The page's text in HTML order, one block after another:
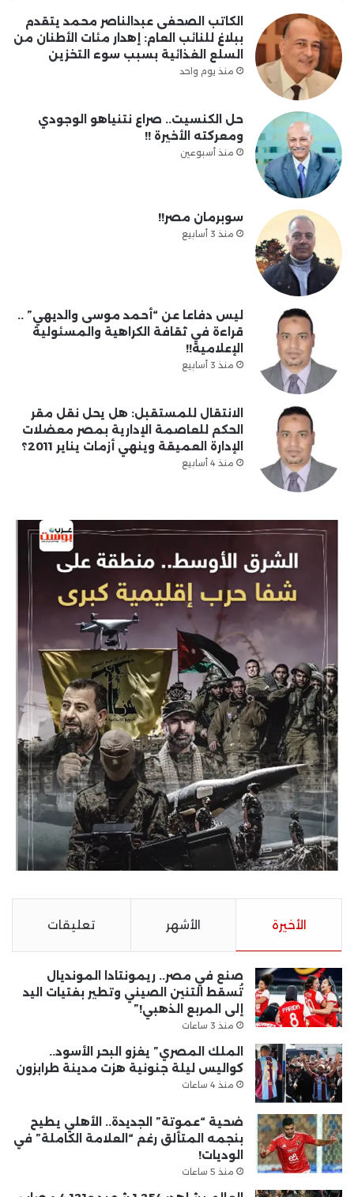
الكاتب الصحفى عبدالناصر محمد يتقدم
ببلاغ للنائب العام: إهدار مئات الأطنان من
السلع الغذائية بسبب سوء التخزين
منذ يوم واحد
حل الكنسيت.. صراع نتنياهو الوجودي
ومعركته الأخيرة !!
منذ أسبوعين
سوبرمان مصر!!
منذ 3 أسابيع
ليس دفاعا عن “أحمد موسى والديهي” ..
قراءة في ثقافة الكراهية والمسئولية
الإعلامية!!
منذ 3 أسابيع
الانتقال للمستقبل: هل يحل نقل مقر
الحكم للعاصمة الإدارية بمصر معضلات
الإدارة العميقة وينهي أزمات يناير 2011؟
منذ 4 أسابيع
الأخيرة الأشهر تعليقات
صنع في مصر.. ريمونتادا المونديال
تُسقط التنين الصيني وتطير بفتيات اليد
إلى المربع الذهبي!”
منذ 3 ساعات
الملك المصري” يغزو البحر الأسود..
كواليس ليلة جنونية هزت مدينة طرابزون
منذ 4 ساعات
ضحية “عموتة” الجديدة.. الأهلي يطيح
بنجمه المتألق رغم “العلامة الكاملة” في
الوديات!
منذ 5 ساعات